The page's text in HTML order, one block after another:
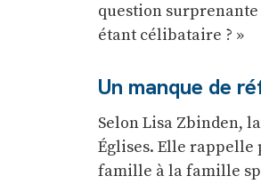
question surprenante
étant célibataire ? »
Un manque de
Selon Lisa Zbinden,
Églises. Elle rappelle
famille à la famille